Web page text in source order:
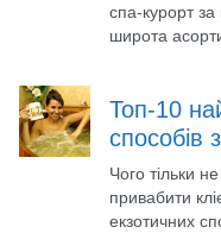
спа-курорт за
широта
Топ-10
способів
Чого тільки
привабити
екзотичних